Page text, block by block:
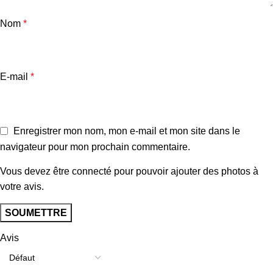
Avis
Nom *
E-mail *
Enregistrer mon nom, mon e-mail et mon site dans le
navigateur pour mon prochain commentaire.
Vous devez être connecté pour pouvoir ajouter des photos à
votre avis.